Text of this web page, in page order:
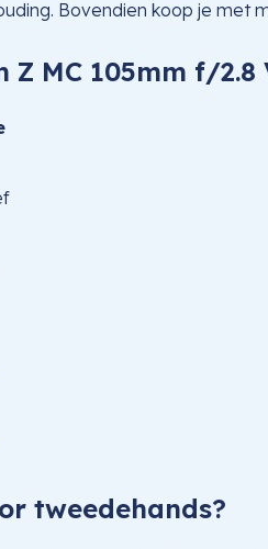
Bovendien koop je met
MC 105mm f/2.8
tweedehands?